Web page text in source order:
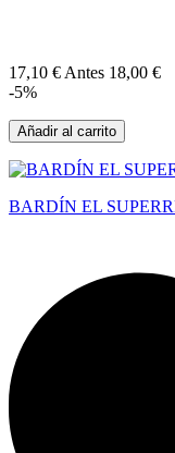
17,10 € Antes 18,00 €
-5%
Añadir al carrito
BARDÍN EL